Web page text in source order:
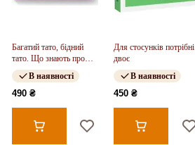
Багатий тато, бідний
тато. Що знають про
гроші багаті батьки і не
знають бідні
В наявності
490 ₴
Для стосунків потрібні
двоє
В наявності
450 ₴